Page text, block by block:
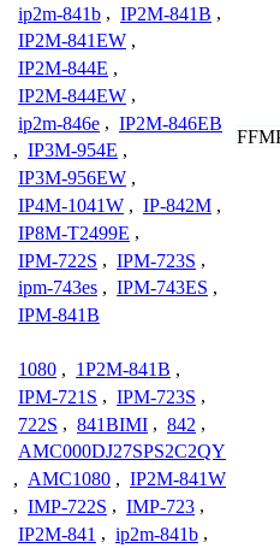
ip2m-841b , IP2M-841B ,
IP2M-841EW ,
IP2M-844E ,
IP2M-844EW ,
ip2m-846e , IP2M-846EB
, IP3M-954E ,
IP3M-956EW ,
IP4M-1041W , IP-842M ,
IP8M-T2499E ,
IPM-722S , IPM-723S ,
ipm-743es , IPM-743ES ,
IPM-841B
1080 , 1P2M-841B ,
IPM-721S , IPM-723S ,
722S , 841BIMI , 842 ,
AMC000DJ27SPS2C2QY
, AMC1080 , IP2M-841W
, IMP-722S , IMP-723 ,
IP2M-841 , ip2m-841b ,